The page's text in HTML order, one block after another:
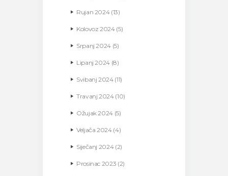
Rujan 2024(13)
Kolovoz2024(5)
Srpanj2024 (5)
Lipanj2024 (8)
Svibanj2024(11)
Travanj2024(10)
Ožujak2024 (5)
Veljača2024(4)
Siječanj 2024(2)
Prosinac 2023 (2)